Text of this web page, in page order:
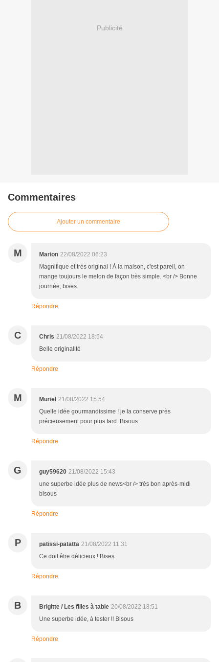
Publicité
Commentaires
Ajouter un commentaire
M Marion 22/08/2022 06:23
Magnifique et très original ! À la maison, c'est pareil, on
mange toujours le melon de façon très simple. <br /> Bonne
journée, bises.
Répondre
C Chris 21/08/2022 18:54
Belle originalité
Répondre
M Muriel 21/08/2022 15:54
Quelle idée gourmandissime ! je la conserve près
précieusement pour plus tard. Bisous
Répondre
G guy59620 21/08/2022 15:43
une superbe idée plus de news<br /> très bon après-midi
bisous
Répondre
P patissi-patatta 21/08/2022 11:31
Ce doit être délicieux ! Bises
Répondre
B Brigitte / Les filles à table 20/08/2022 18:51
Une superbe idée, à tester !! Bisous
Répondre